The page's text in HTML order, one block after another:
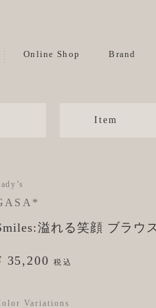
Online Shop Brand
Item
溢れる笑顔 ブラウ
35,200 税込
Variations